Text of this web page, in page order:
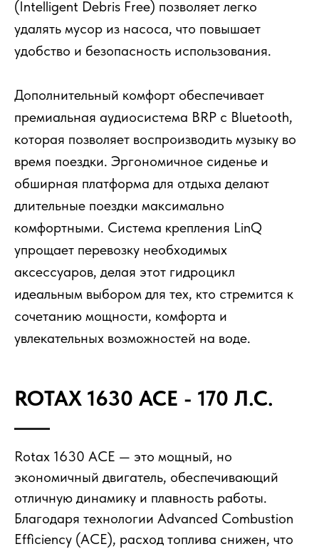
(Intelligent Debris Free) позволяет легко
удалять мусор из насоса, что повышает
удобство и безопасность использования.
Дополнительный комфорт обеспечивает
премиальная аудиосистема BRP с Bluetooth,
которая позволяет воспроизводить музыку во
время поездки. Эргономичное сиденье и
обширная платформа для отдыха делают
длительные поездки максимально
комфортными. Система крепления LinQ
упрощает перевозку необходимых
аксессуаров, делая этот гидроцикл
идеальным выбором для тех, кто стремится к
сочетанию мощности, комфорта и
увлекательных возможностей на воде.
ROTAX 1630 ACE - 170 Л.С.
Rotax 1630 ACE — это мощный, но
экономичный двигатель, обеспечивающий
отличную динамику и плавность работы.
Благодаря технологии Advanced Combustion
Efficiency (ACE), расход топлива снижен, что